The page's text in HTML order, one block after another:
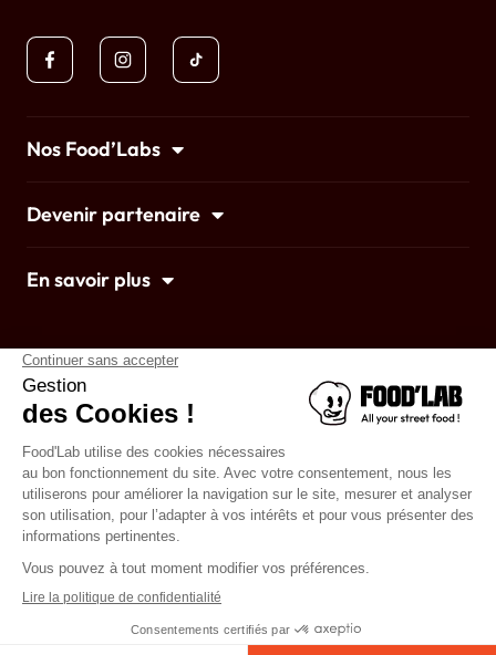
© 2022 foodlab • Designed by twobirds & 7h47
Nos Food’Labs
Devenir partenaire
En savoir plus
Accueil
Mentions légales